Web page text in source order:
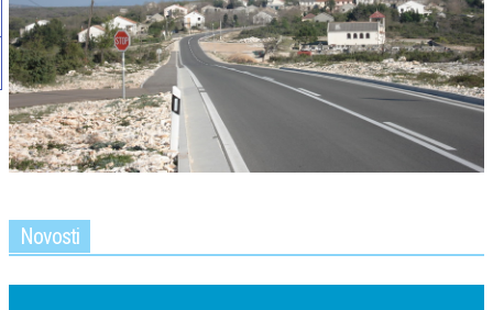
Novosti